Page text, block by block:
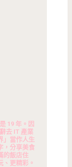
19 年。因
去 IT 產業
」當作人生
，分享美食
的飯店住
、更精彩。